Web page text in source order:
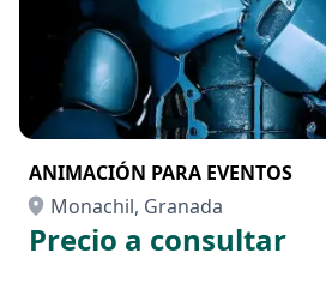
ANIMACIÓN PARA EVENTOS
Monachil, Granada
Precio a consultar